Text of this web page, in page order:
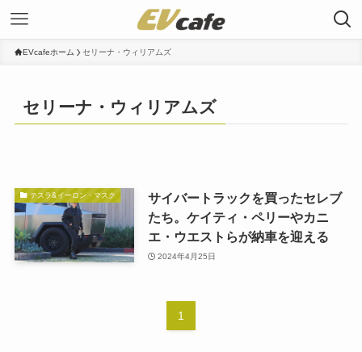
EVcafeホーム セリーナ・ウィリアムズ
セリーナ・ウィリアムズ
テスラ&イーロン・マスク
サイバートラックを買ったセレブ
たち。ケイティ・ペリーやカニ
エ・ウエストらが納車を迎える
2024年4月25日
1